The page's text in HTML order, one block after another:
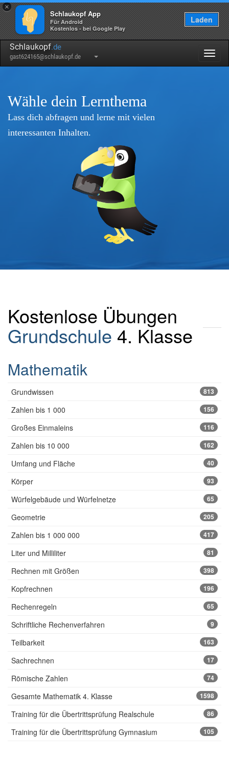
×
Schlaukopf App
Für Android
Kostenlos - bei Google Play
Laden
Schlaukopf.de
gast624165@schlaukopf.de
Wähle dein Lernthema
Lass dich abfragen und lerne mit vielen
interessanten Inhalten.
Kostenlose Übungen
Grundschule 4. Klasse
Mathematik
Grundwissen 813
Zahlen bis 1 000 156
Großes Einmaleins 116
Zahlen bis 10 000 162
Umfang und Fläche 40
Körper 93
Würfelgebäude und Würfelnetze 65
Geometrie 205
Zahlen bis 1 000 000 417
Liter und Milliliter 81
Rechnen mit Größen 398
Kopfrechnen 196
Rechenregeln 65
Schriftliche Rechenverfahren 9
Teilbarkeit 163
Sachrechnen 17
Römische Zahlen 74
Gesamte Mathematik 4. Klasse 1598
Training für die Übertrittsprüfung Realschule 86
Training für die Übertrittsprüfung Gymnasium 105